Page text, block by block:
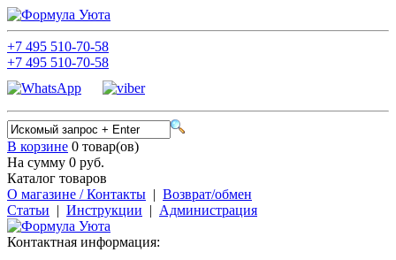
+7 495 510-70-58
+7 495 510-70-58
В корзине 0 товар(ов)
На сумму 0 руб.
Каталог товаров
О магазине / Контакты | Возврат/обмен
Статьи | Инструкции | Администрация
Контактная информация: